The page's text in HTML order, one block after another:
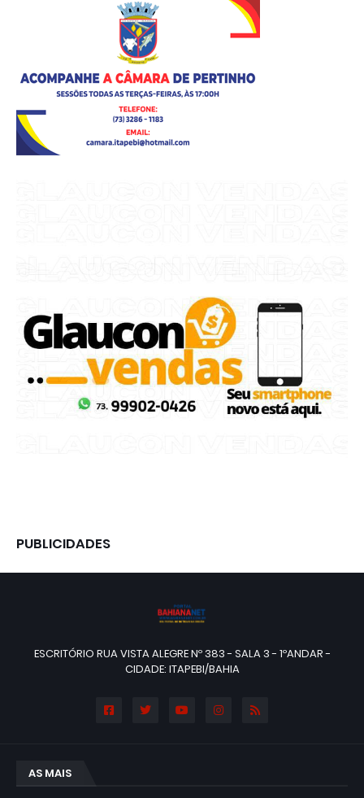
PUBLICIDADES
ESCRITÓRIO RUA VISTA ALEGRE Nº 383 - SALA 3 - 1ºANDAR -
CIDADE: ITAPEBI/BAHIA
AS MAIS